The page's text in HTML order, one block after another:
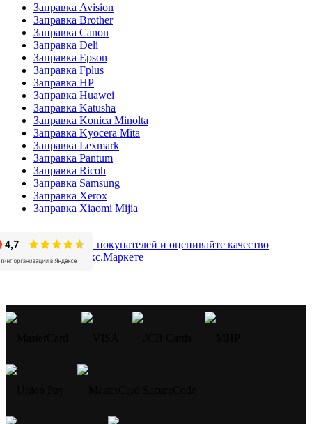
Заправка Avision
Заправка Brother
Заправка Canon
Заправка Deli
Заправка Epson
Заправка Fplus
Заправка HP
Заправка Huawei
Заправка Katusha
Заправка Konica Minolta
Заправка Kyocera Mita
Заправка Lexmark
Заправка Pantum
Заправка Ricoh
Заправка Samsung
Заправка Xerox
Заправка Xiaomi Mijia